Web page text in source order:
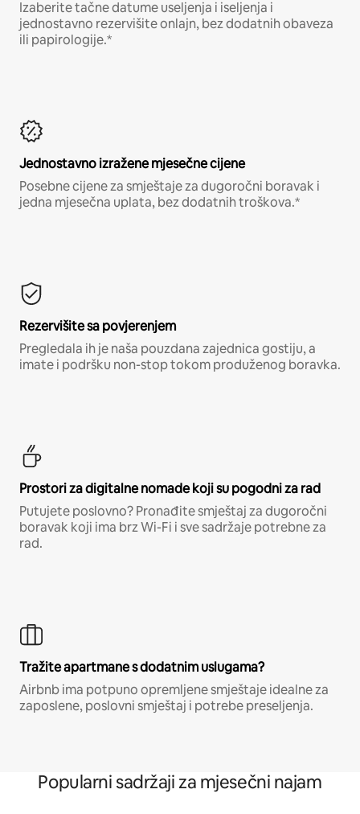
Izaberite tačne datume useljenja i iseljenja i
jednostavno rezervišite onlajn, bez dodatnih obaveza
ili papirologije.*
Jednostavno izražene mjesečne cijene
Posebne cijene za smještaje za dugoročni boravak i
jedna mjesečna uplata, bez dodatnih troškova.*
Rezervišite sa povjerenjem
Pregledala ih je naša pouzdana zajednica gostiju, a
imate i podršku non-stop tokom produženog boravka.
Prostori za digitalne nomade koji su pogodni za rad
Putujete poslovno? Pronađite smještaj za dugoročni
boravak koji ima brz Wi-Fi i sve sadržaje potrebne za
rad.
Tražite apartmane s dodatnim uslugama?
Airbnb ima potpuno opremljene smještaje idealne za
zaposlene, poslovni smještaj i potrebe preseljenja.
Popularni sadržaji za mjesečni najam